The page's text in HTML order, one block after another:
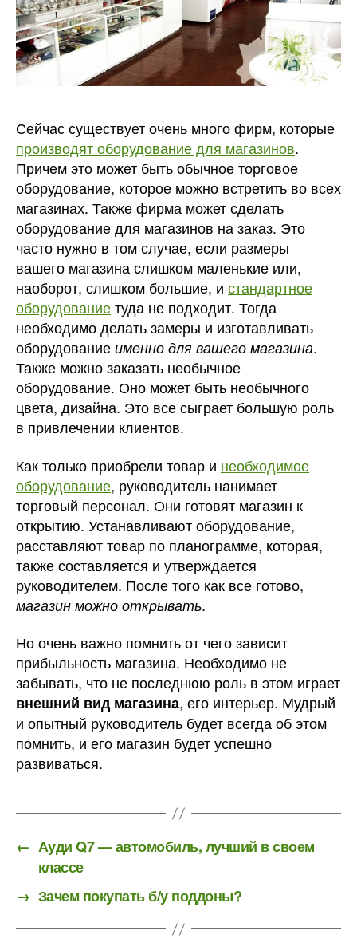
Сейчас существует очень много фирм, которые
производят оборудование для магазинов.
Причем это может быть обычное торговое
оборудование, которое можно встретить во всех
магазинах. Также фирма может сделать
оборудование для магазинов на заказ. Это
часто нужно в том случае, если размеры
вашего магазина слишком маленькие или,
наоборот, слишком большие, и стандартное
оборудованиетуда не подходит. Тогда
необходимо делать замеры и изготавливать
оборудование именно для вашего магазина.
Также можно заказать необычное
оборудование. Оно может быть необычного
цвета, дизайна. Это все сыграет большую роль
в привлечении клиентов.
Как только приобрели товар и необходимое
оборудование, руководитель нанимает
торговый персонал. Они готовят магазин к
открытию. Устанавливают оборудование,
расставляют товар по планограмме, которая,
также составляется и утверждается
руководителем. После того как все готово,
магазин можно открывать.
Но очень важно помнить от чего зависит
прибыльность магазина. Необходимо не
забывать, что не последнюю роль в этом играет
внешний вид магазина, его интерьер. Мудрый
и опытный руководитель будет всегда об этом
помнить, и его магазин будет успешно
развиваться.
← Ауди Q7 — автомобиль, лучший в своем
классе
→ Зачем покупать б/у поддоны?